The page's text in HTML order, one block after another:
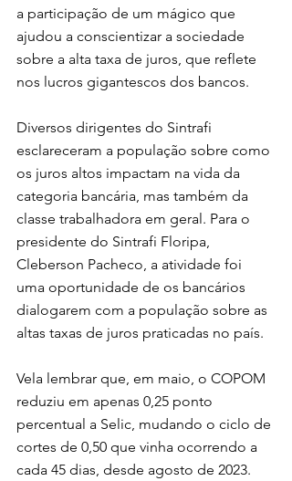
a participação de um mágico que
ajudou a conscientizar a sociedade
sobre a alta taxa de juros, que reflete
nos lucros gigantescos dos bancos.
Diversos dirigentes do Sintrafi
esclareceram a população sobre como
os juros altos impactam na vida da
categoria bancária, mas também da
classe trabalhadora em geral. Para o
presidente do Sintrafi Floripa,
Cleberson Pacheco, a atividade foi
uma oportunidade de os bancários
dialogarem com a população sobre as
altas taxas de juros praticadas no país.
Vela lembrar que, em maio, o COPOM
reduziu em apenas 0,25 ponto
percentual a Selic, mudando o ciclo de
cortes de 0,50 que vinha ocorrendo a
cada 45 dias, desde agosto de 2023.